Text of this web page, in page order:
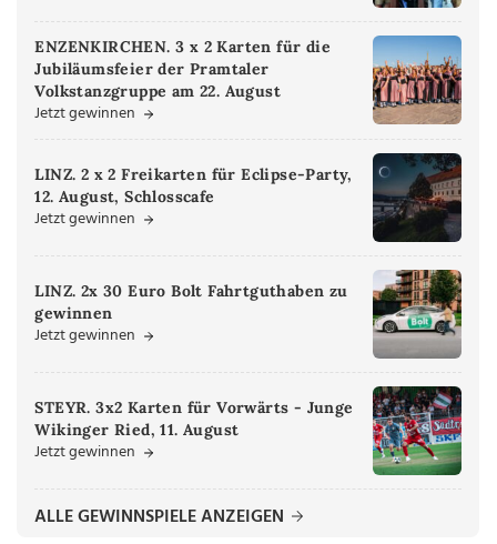
ENZENKIRCHEN. 3 x 2 Karten für die
Jubiläumsfeier der Pramtaler
Volkstanzgruppe am 22. August
Jetzt gewinnen
LINZ. 2 x 2 Freikarten für Eclipse-Party,
12. August, Schlosscafe
Jetzt gewinnen
LINZ. 2x 30 Euro Bolt Fahrtguthaben zu
gewinnen
Jetzt gewinnen
STEYR. 3x2 Karten für Vorwärts - Junge
Wikinger Ried, 11. August
Jetzt gewinnen
ALLE GEWINNSPIELE ANZEIGEN